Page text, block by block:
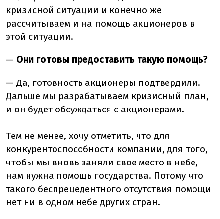
кризисной ситуации и конечно же
рассчитываем и на помощь акционеров в
этой ситуации.
— Они готовы предоставить такую помощь?
— Да, готовность акционеры подтвердили.
Дальше мы разрабатываем кризисный план,
и он будет обсуждаться с акционерами.
Тем не менее, хочу отметить, что для
конкурентоспособности компании, для того,
чтобы мы вновь заняли свое место в небе,
нам нужна помощь государства. Потому что
такого беспрецедентного отсутствия помощи
нет ни в одном небе других стран.